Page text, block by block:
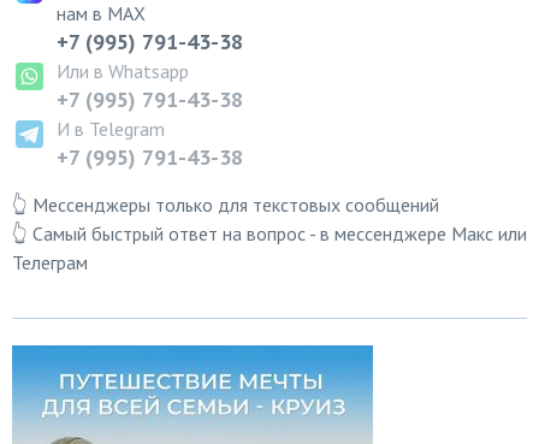
нам в MAX
+7 (995) 791-43-38
Или в Whatsapp
+7 (995) 791-43-38
И в Telegram
+7 (995) 791-43-38
👆 Мессенджеры только для текстовых сообщений
👆 Самый быстрый ответ на вопрос - в мессенджере Макс или
Телеграм